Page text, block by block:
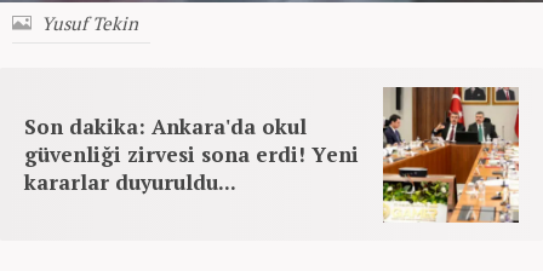
Yusuf Tekin
Son dakika: Ankara'da okul
güvenliği zirvesi sona erdi! Yeni
kararlar duyuruldu...